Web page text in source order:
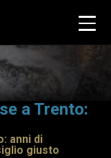
a Trento:
anni di
giusto